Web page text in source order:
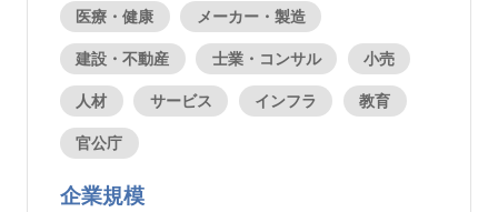
医療・健康 メーカー・製造
建設・不動産 士業・コンサル 小売
人材 サービス インフラ 教育
官公庁
企業規模